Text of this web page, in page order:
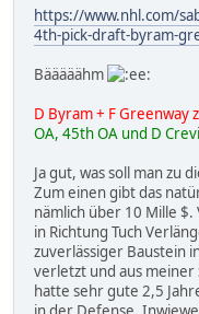
https://www.nhl.com/
4th-pick-draft-byram-
Bääääähm
D Byram + F Greenway
OA, 45th OA und D
Ja gut, was soll man zu
Zum einen gibt das
nämlich über 10 Mille $.
in Richtung Tuch
zuverlässiger Baustein
verletzt und aus meiner
hatte sehr gute 2,5